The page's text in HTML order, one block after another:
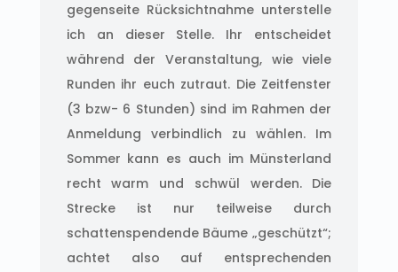
gegenseite Rücksichtnahme unterstelle
ich an dieser Stelle. Ihr entscheidet
während der Veranstaltung, wie viele
Runden ihr euch zutraut. Die Zeitfenster
(3 bzw- 6 Stunden) sind im Rahmen der
Anmeldung verbindlich zu wählen. Im
Sommer kann es auch im Münsterland
recht warm und schwül werden. Die
Strecke ist nur teilweise durch
schattenspendende Bäume „geschützt“;
achtet also auf entsprechenden